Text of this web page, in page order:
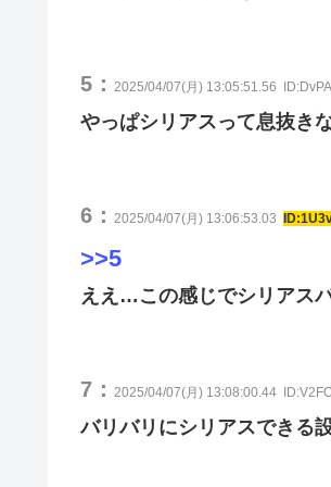
5： 2025/04/07(月) 13:05:51.56
やっぱシリアスって息抜き
6： 2025/04/07(月) 13:06:53.03
>>5
ええ…この感じでシリアス
7： 2025/04/07(月) 13:08:00.44
バリバリにシリアスできる